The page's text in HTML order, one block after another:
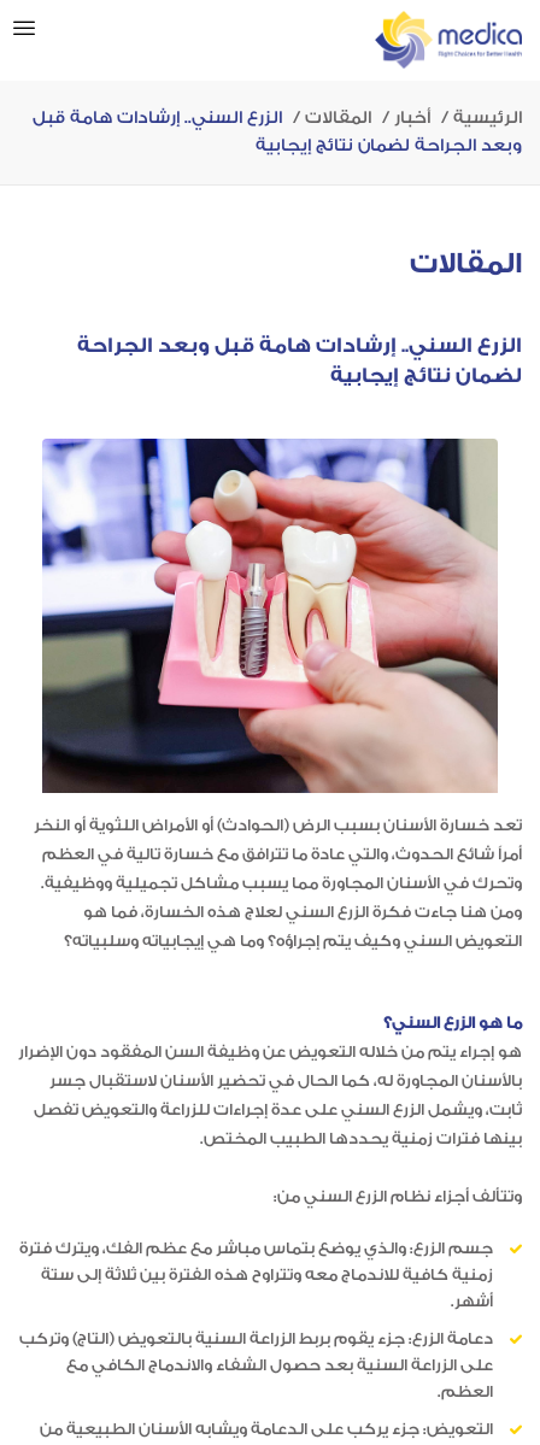
الرئيسية أخبار المقالات
الزرع السني.. إرشادات هامة قبل
وبعد الجراحة لضمان نتائج إيجابية
المقالات
الزرع السني.. إرشادات هامة قبل وبعد الجراحة
لضمان نتائج إيجابية
تعد خسارة الأسنان بسبب الرض (الحوادث) أو الأمراض اللثوية أو النخر
أمراً شائع الحدوث، والتي عادة ما تترافق مع خسارة تالية في العظم
وتحرك في الأسنان المجاورة مما يسبب مشاكل تجميلية ووظيفية.
ومن هنا جاءت فكرة الزرع السني لعلاج هذه الخسارة، فما هو
التعويض السني وكيف يتم إجراؤه؟ وما هي إيجابياته وسلبياته؟
ما هو الزرع السني؟
هو إجراء يتم من خلاله التعويض عن وظيفة السن المفقود دون الإضرار
بالأسنان المجاورة له، كما الحال في تحضير الأسنان لاستقبال جسر
ثابت، ويشمل الزرع السني على عدة إجراءات للزراعة والتعويض تفصل
بينها فترات زمنية يحددها الطبيب المختص.
وتتألف أجزاء نظام الزرع السني من:
جسم الزرع: والذي يوضع بتماس مباشر مع عظم الفك، ويترك فترة
زمنية كافية للاندماج معه وتتراوح هذه الفترة بين ثلاثة إلى ستة
أشهر.
دعامة الزرع: جزء يقوم بربط الزراعة السنية بالتعويض (التاج) وتركب
على الزراعة السنية بعد حصول الشفاء والاندماج الكافي مع
العظم.
التعويض: جزء يركب على الدعامة ويشابه الأسنان الطبيعية من